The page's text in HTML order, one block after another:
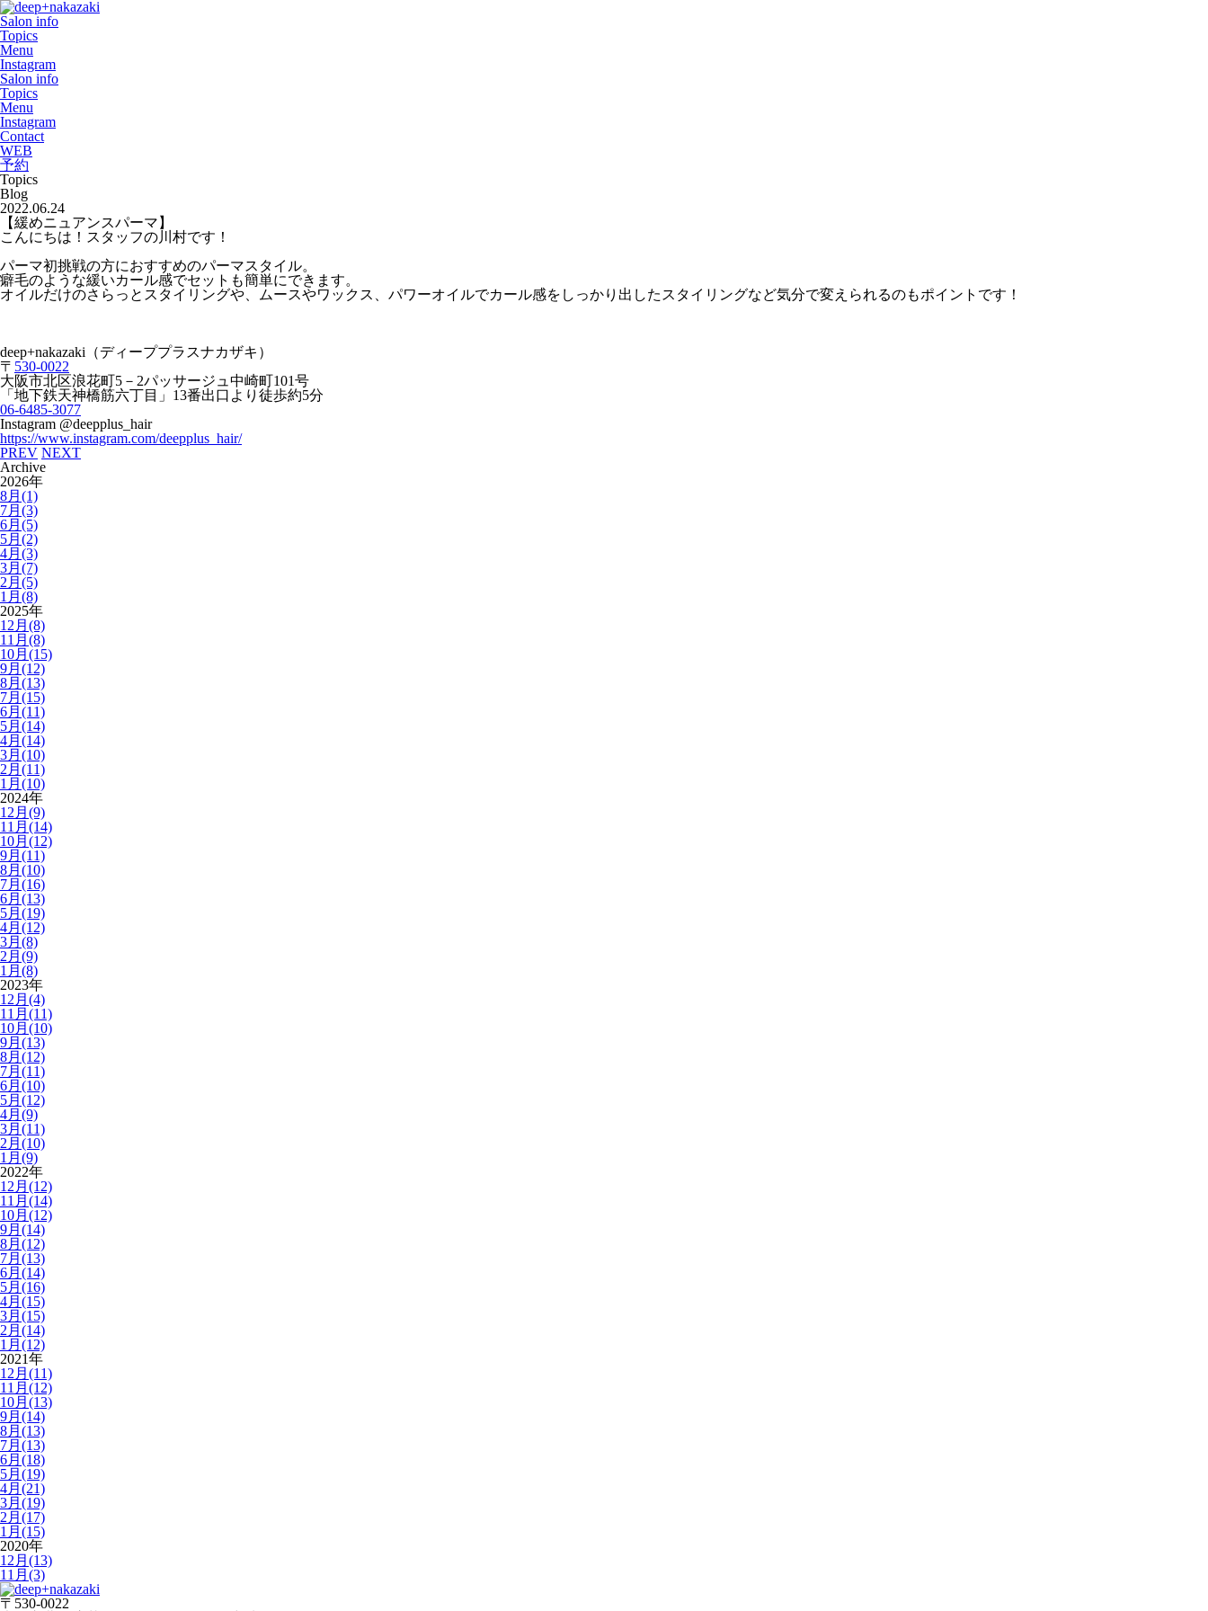
Salon info
Topics
Menu
Instagram
Salon info
Topics
Menu
Instagram
Contact
WEB
予約
Topics
Blog
2022.06.24
【緩めニュアンスパーマ】
こんにちは！スタッフの川村です！
パーマ初挑戦の方におすすめのパーマスタイル。
癖毛のような緩いカール感でセットも簡単にできます。
オイルだけのさらっとスタイリングや、ムースやワックス、パワーオイルでカール感をしっかり出したスタイリングなど気分で変えられるのもポイントです！
deep+nakazaki （ディーププラスナカザキ）
〒 530-0022
大阪市北区浪花町5 － 2パッサージュ中崎町101号
「地下鉄天神橋筋六丁目」 13番出口より徒歩約5分
06-6485-3077
Instagram @deepplus_hair
https://www.instagram.com/deepplus_hair/
PREV NEXT
Archive
2026年
8月(1)
7月(3)
6月(5)
5月(2)
4月(3)
3月(7)
2月(5)
1月(8)
2025年
12月(8)
11月(8)
10月(15)
9月(12)
8月(13)
7月(15)
6月(11)
5月(14)
4月(14)
3月(10)
2月(11)
1月(10)
2024年
12月(9)
11月(14)
10月(12)
9月(11)
8月(10)
7月(16)
6月(13)
5月(19)
4月(12)
3月(8)
2月(9)
1月(8)
2023年
12月(4)
11月(11)
10月(10)
9月(13)
8月(12)
7月(11)
6月(10)
5月(12)
4月(9)
3月(11)
2月(10)
1月(9)
2022年
12月(12)
11月(14)
10月(12)
9月(14)
8月(12)
7月(13)
6月(14)
5月(16)
4月(15)
3月(15)
2月(14)
1月(12)
2021年
12月(11)
11月(12)
10月(13)
9月(14)
8月(13)
7月(13)
6月(18)
5月(19)
4月(21)
3月(19)
2月(17)
1月(15)
2020年
12月(13)
11月(3)
〒530-0022